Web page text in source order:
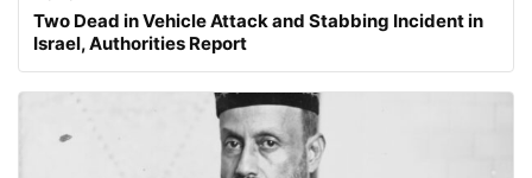
Two Dead in Vehicle Attack and Stabbing Incident in
Israel, Authorities Report